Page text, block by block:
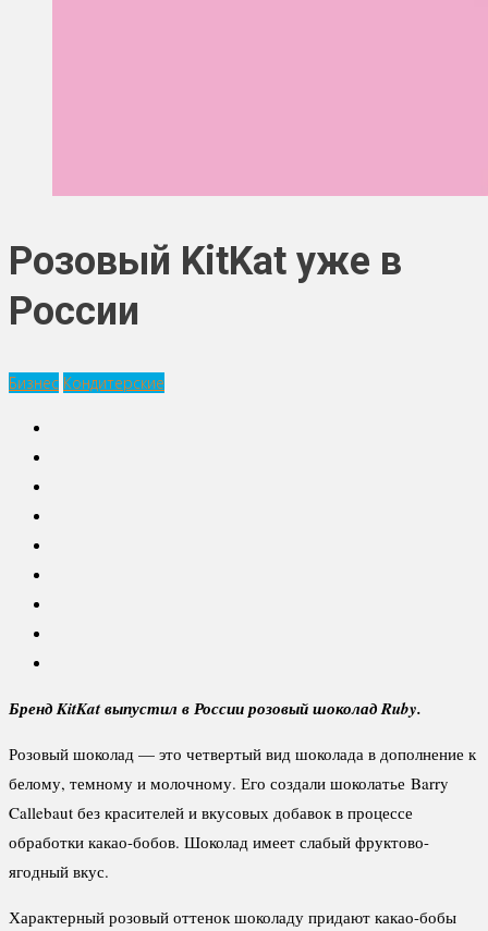
Розовый KitKat уже в
России
Бизнес Кондитерские
Бренд KitKat выпустил в России розовый шоколад Ruby.
Розовый шоколад — это четвертый вид шоколада в дополнение к
белому, темному и молочному. Его создали шоколатье Barry
Callebaut без красителей и вкусовых добавок в процессе
обработки какао-бобов. Шоколад имеет слабый фруктово-
ягодный вкус.
Характерный розовый оттенок шоколаду придают какао-бобы